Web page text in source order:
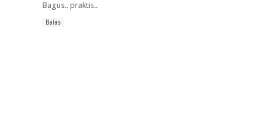
Bagus.. praktis..
Balas